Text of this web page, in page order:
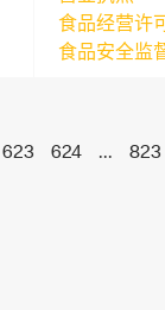
食品经营许
食品安全监
623 624 ... 823